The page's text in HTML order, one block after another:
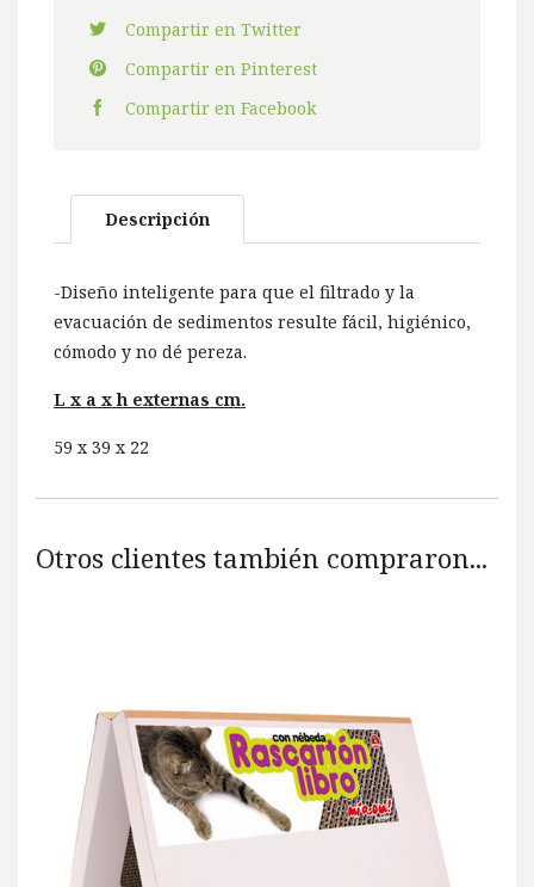
Compartir en Twitter
Compartir en Pinterest
Compartir en Facebook
Descripción
-Diseño inteligente para que el filtrado y la
evacuación de sedimentos resulte fácil, higiénico,
cómodo y no dé pereza.
L x a x h externas cm.
59 x 39 x 22
Otros clientes también compraron...